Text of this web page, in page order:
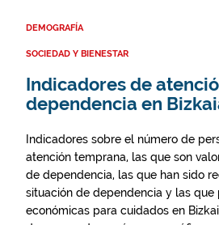
DEMOGRAFÍA
SOCIEDAD Y BIENESTAR
Indicadores de
dependencia en
Indicadores sobre el número de
atención temprana, las que son
de dependencia, las que han sido
situación de dependencia y las que
económicas para cuidados en